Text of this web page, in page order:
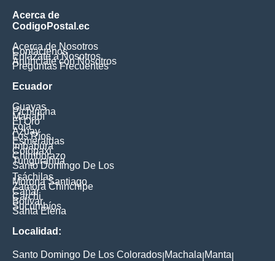
Acerca de
CodigoPostal.ec
Acerca de Nosotros
Contáctenos
Enlázate a Nosotros
Anúnciate con Nosotros
Preguntas Frecuentes
Ecuador
Guayas
Pichincha
Manabí
El Oro
Loja
Azuay
Los Ríos
Esmeraldas
Imbabura
Cotopaxi
Chimborazo
Tungurahua
Santo Domingo De Los
Tsáchilas
Morona Santiago
Zamora Chinchipe
Cañar
Carchi
Bolívar
Sucumbíos
Santa Elena
Localidad:
Santo Domingo De Los Colorados Machala Manta